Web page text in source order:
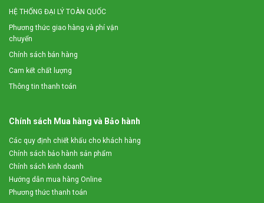
trâu bò. Và đồng thời giúp bà con giảm được công lao
kiệm chi phí, thời gian.
HỆ THỐNG ĐẠI LÝ TOÀN QUỐC
Phương thức giao hàng và phí vận
chuyển
Chính sách bán hàng
Cam kết chất lượng
Thông tin thanh toán
Chính sách Mua hàng và Bảo hành
Các quy định chiết khấu cho khách hàng
Chính sách bảo hành sản phẩm
Chính sách kinh doanh
Hướng dẫn mua hàng Online
Phương thức thanh toán